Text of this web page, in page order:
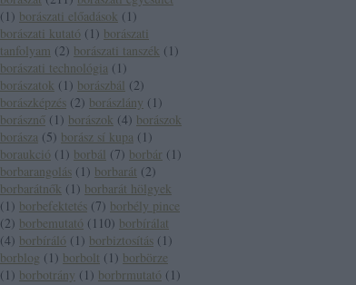
( 1 ) borászati előadások ( 1 )
borászati kutató ( 1 ) borászati
tanfolyam (2) borászati tanszék ( 1 )
borászati technológia ( 1 )
borászatok ( 1 ) borászbál (2)
borászképzés (2) borászlány ( 1 )
borásznő ( 1 ) borászok (4) borászok
borásza (5) borász sí kupa ( 1 )
boraukció ( 1 ) borbál (7) borbár ( 1 )
borbarangolás ( 1 ) borbarát (2)
borbarátnők ( 1 ) borbarát hölgyek
( 1 ) borbefektetés (7) borbély pince
(2) borbemutató ( 110) borbírálat
(4) borbíráló ( 1 ) borbiztosítás ( 1 )
borblog ( 1 ) borbolt ( 1 ) borbörze
( 1 ) borbotrány ( 1 ) borbrmutató ( 1 )